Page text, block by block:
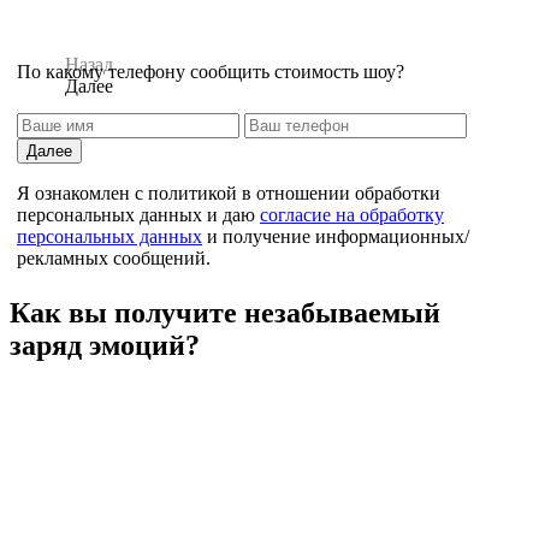
Назад
Далее
По какому телефону сообщить стоимость шоу?
Далее
Я ознакомлен с политикой в отношении обработки
персональных данных и даю согласие на обработку
персональных данных и получение информационных/
рекламных сообщений.
Как вы получите незабываемый
заряд эмоций?